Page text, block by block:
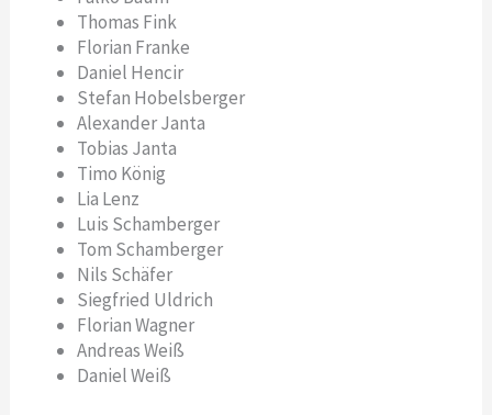
Thomas Fink
Florian Franke
Daniel Hencir
Stefan Hobelsberger
Alexander Janta
Tobias Janta
Timo König
Lia Lenz
Luis Schamberger
Tom Schamberger
Nils Schäfer
Siegfried Uldrich
Florian Wagner
Andreas Weiß
Daniel Weiß